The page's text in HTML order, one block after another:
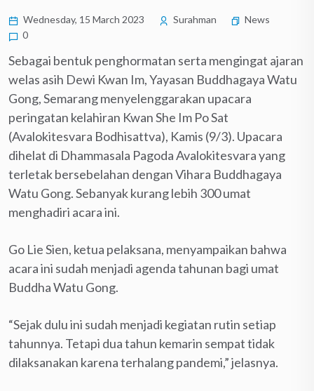
Wednesday, 15 March 2023 Surahman
News
0
Sebagai bentuk penghormatan serta mengingat ajaran
welas asih Dewi Kwan Im, Yayasan Buddhagaya Watu
Gong, Semarang menyelenggarakan upacara
peringatan kelahiran Kwan She Im Po Sat
(Avalokitesvara Bodhisattva), Kamis (9/3). Upacara
dihelat di Dhammasala Pagoda Avalokitesvara yang
terletak bersebelahan dengan Vihara Buddhagaya
Watu Gong. Sebanyak kurang lebih 300 umat
menghadiri acara ini.
Go Lie Sien, ketua pelaksana, menyampaikan bahwa
acara ini sudah menjadi agenda tahunan bagi umat
Buddha Watu Gong.
“Sejak dulu ini sudah menjadi kegiatan rutin setiap
tahunnya. Tetapi dua tahun kemarin sempat tidak
dilaksanakan karena terhalang pandemi,” jelasnya.